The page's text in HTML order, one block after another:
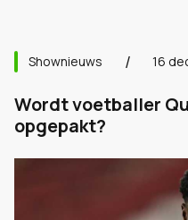
Shownieuws 16
Wordt voetballer
opgepakt?